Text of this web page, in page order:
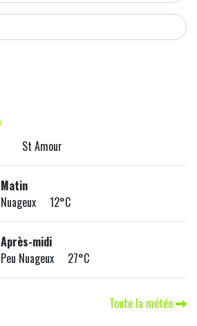
St Amour
Matin
Nuageux 12°C
Après-midi
Peu Nuageux 27°C
Toute la météo